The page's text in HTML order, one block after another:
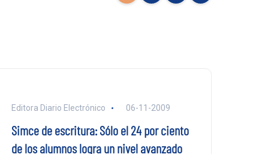
Editora Diario Electrónico 06-11-2009
Simce de escritura: Sólo el 24 por ciento
de los alumnos logra un nivel avanzado